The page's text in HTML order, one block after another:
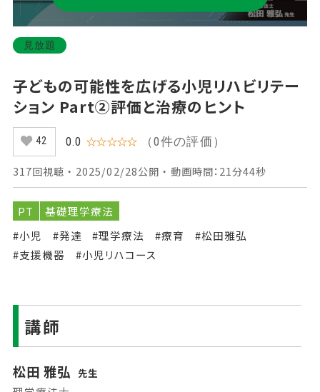
見放題
子どもの可能性を広げる小児リハビリテー
ション Part②評価と治療のヒント
42 0.0 ☆☆☆☆☆ （0件の評価）
317回視聴 ・ 2025/02/28公開 ・ 動画時間：21分44秒
PT
基礎理学療法
#小児
#発達 #理学療法 #療育
#松田雅弘
#支援機器
#小児リハコース
講師
松田 雅弘 先生